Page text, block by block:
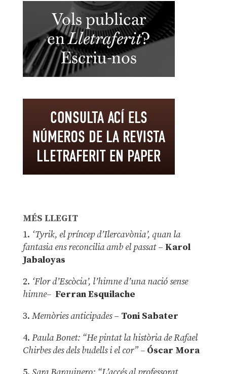
MÉS LLEGIT
1. ‘Tyrik, el príncep d’Ilercavònia’, quan la
fantasia ens reconcilia amb el passat– Karol
Jabaloyas
2. ‘Flor d’Escòcia’, l’himne d’una nació sense
himne– Ferran Esquilache
3. Memòries anticipades– Toni Sabater
4. Paula Bonet: “He pintat la història de Rafael
Chirbes des dels budells i el cor” –Óscar Mora